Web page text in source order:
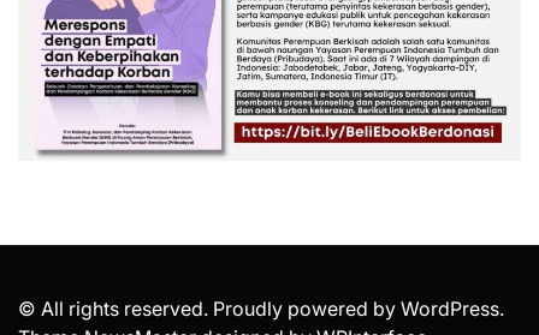
© All rights reserved. Proudly powered by WordPress.